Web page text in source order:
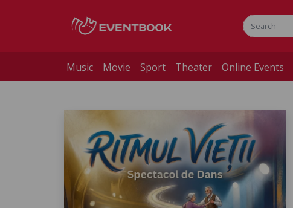
Music Movie Sport Theater Online Events